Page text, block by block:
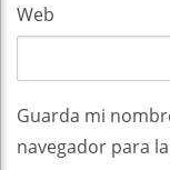
Web
Guarda mi
navegador para